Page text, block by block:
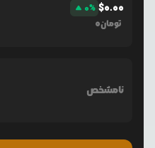
0% $0.00
0تومان
نامشخص